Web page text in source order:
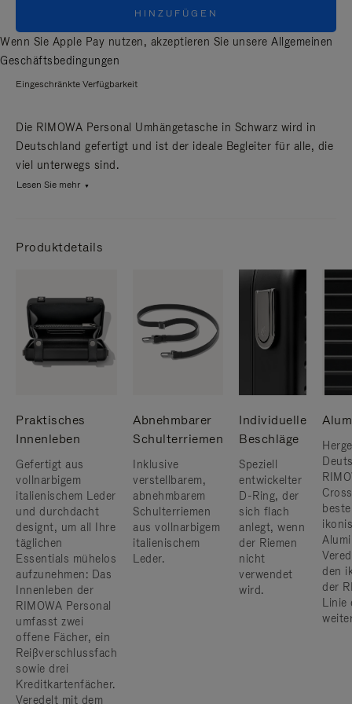
HINZUFÜGEN
Wenn Sie Apple Pay nutzen, akzeptieren Sie unsere Allgemeinen
Geschäftsbedingungen
Eingeschränkte Verfügbarkeit
Die RIMOWA Personal Umhängetasche in Schwarz wird in
Deutschland gefertigt und ist der ideale Begleiter für alle, die
viel unterwegs sind.
Lesen Sie mehr
Produktdetails
Praktisches
Innenleben
Gefertigt aus
vollnarbigem
italienischem Leder
und durchdacht
designt, um all Ihre
täglichen
Essentials mühelos
aufzunehmen: Das
Innenleben der
RIMOWA Personal
umfasst zwei
offene Fächer, ein
Reißverschlussfach
sowie drei
Kreditkartenfächer.
Veredelt mit dem
Abnehmbarer
Schulterriemen
Inklusive
verstellbarem,
abnehmbarem
Schulterriemen
aus vollnarbigem
italienischem
Leder.
Individuelle
Beschläge
Speziell
entwickelter
D-Ring, der
sich flach
anlegt, wenn
der Riemen
nicht
verwendet
wird.
den
der
Linie